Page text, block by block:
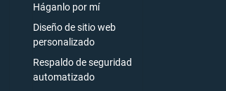
Háganlo por mí
Diseño de sitio web
personalizado
Respaldo de seguridad
automatizado